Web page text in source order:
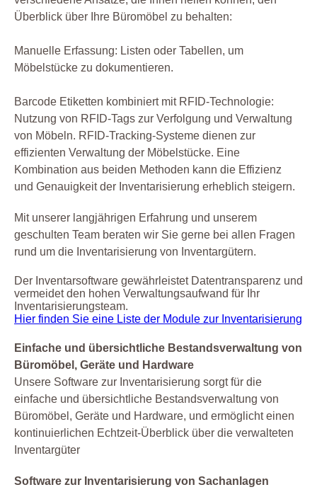
Überblick über Ihre Büromöbel zu behalten:
Manuelle Erfassung: Listen oder Tabellen, um
Möbelstücke zu dokumentieren.
Barcode Etiketten kombiniert mit RFID-Technologie:
Nutzung von RFID-Tags zur Verfolgung und Verwaltung
von Möbeln. RFID-Tracking-Systeme dienen zur
effizienten Verwaltung der Möbelstücke. Eine
Kombination aus beiden Methoden kann die Effizienz
und Genauigkeit der Inventarisierung erheblich steigern.
Mit unserer langjährigen Erfahrung und unserem
geschulten Team beraten wir Sie gerne bei allen Fragen
rund um die Inventarisierung von Inventargütern.
Der Inventarsoftware gewährleistet Datentransparenz und
vermeidet den hohen Verwaltungsaufwand für Ihr
Inventarisierungsteam.
Hier finden Sie eine Liste der Module zur Inventarisierung
Einfache und übersichtliche Bestandsverwaltung von
Büromöbel, Geräte und Hardware
Unsere Software zur Inventarisierung sorgt für die
einfache und übersichtliche Bestandsverwaltung von
Büromöbel, Geräte und Hardware, und ermöglicht einen
kontinuierlichen Echtzeit-Überblick über die verwalteten
Inventargüter
Software zur Inventarisierung von Sachanlagen